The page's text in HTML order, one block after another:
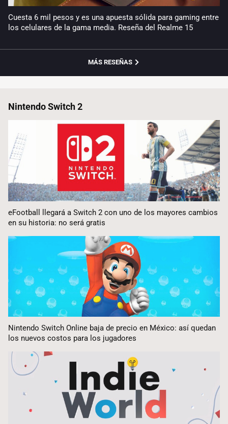
Cuesta 6 mil pesos y es una apuesta sólida para gaming entre
los celulares de la gama media. Reseña del Realme 15
MÁS RESEÑAS
Nintendo Switch 2
eFootball llegará a Switch 2 con uno de los mayores cambios
en su historia: no será gratis
Nintendo Switch Online baja de precio en México: así quedan
los nuevos costos para los jugadores